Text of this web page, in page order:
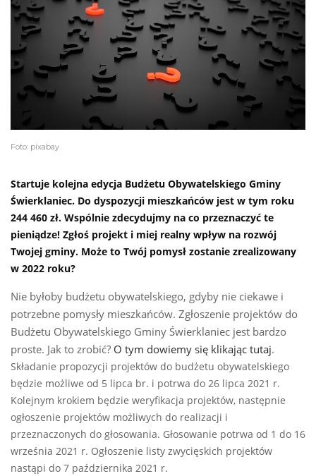
Foto: pixabay
Startuje kolejna edycja Budżetu Obywatelskiego Gminy
Świerklaniec. Do dyspozycji mieszkańców jest w tym roku
244 460 zł. Wspólnie zdecydujmy na co przeznaczyć te
pieniądze! Zgłoś projekt i miej realny wpływ na rozwój
Twojej gminy. Może to Twój pomysł zostanie zrealizowany
w 2022 roku?
Nie byłoby budżetu obywatelskiego, gdyby nie ciekawe i
potrzebne pomysły mieszkańców. Zgłoszenie projektów do
Budżetu Obywatelskiego Gminy Świerklaniec jest bardzo
proste. Jak to zrobić? O tym dowiemy się klikając tutaj.
Składanie propozycji projektów do budżetu obywatelskiego
będzie możliwe od 5 lipca br. i potrwa do 26 lipca 2021 r.
Kolejnym krokiem będzie weryfikacja projektów, następnie
ogłoszenie projektów możliwych do realizacji i
przeznaczonych do głosowania. Głosowanie potrwa od 1 do 16
września 2021 r. Ogłoszenie listy zwycięskich projektów
nastąpi do 7 października 2021 r.